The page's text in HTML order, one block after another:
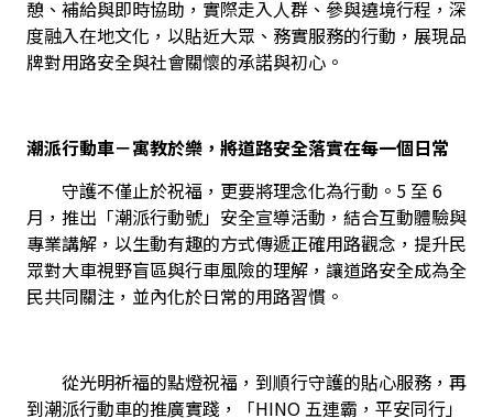
憩、補給與即時協助，實際走入人群、參與遶境行程，深
度融入在地文化，以貼近大眾、務實服務的行動，展現品
牌對用路安全與社會關懷的承諾與初心。
潮派行動車－寓教於樂，將道路安全落實在每一個日常
守護不僅止於祝福，更要將理念化為行動。5 至 6
月，推出「潮派行動號」安全宣導活動，結合互動體驗與
專業講解，以生動有趣的方式傳遞正確用路觀念，提升民
眾對大車視野盲區與行車風險的理解，讓道路安全成為全
民共同關注，並內化於日常的用路習慣。
從光明祈福的點燈祝福，到順行守護的貼心服務，再
到潮派行動車的推廣實踐，「HINO 五連霸，平安同行」